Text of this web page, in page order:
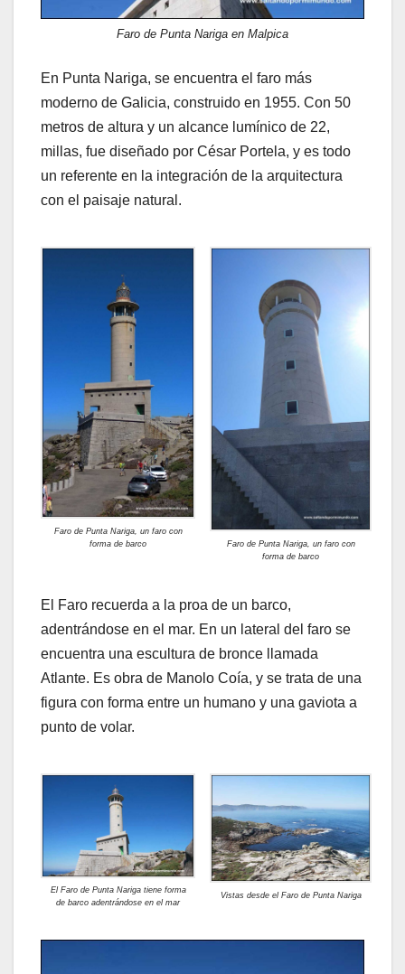
Faro de Punta Nariga en Malpica
En Punta Nariga, se encuentra el faro más
moderno de Galicia, construido en 1955. Con 50
metros de altura y un alcance lumínico de 22,
millas, fue diseñado por César Portela, y es todo
un referente en la integración de la arquitectura
con el paisaje natural.
Faro de Punta Nariga, un faro con
forma de barco
Faro de Punta Nariga, un faro con
forma de barco
El Faro recuerda a la proa de un barco,
adentrándose en el mar. En un lateral del faro se
encuentra una escultura de bronce llamada
Atlante. Es obra de Manolo Coía, y se trata de una
figura con forma entre un humano y una gaviota a
punto de volar.
El Faro de Punta Nariga tiene forma
de barco adentrándose en el mar
Vistas desde el Faro de Punta Nariga